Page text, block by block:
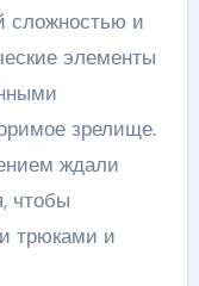
сложностью и
элементы
зрелище.
ждали
чтобы
трюками и